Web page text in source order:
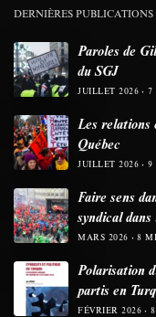
DERNIÈRES PUBLICATIONS
Paroles de
du SGJ
JUILLET 2026 7
Les relations
Québec
JUILLET 2026 9
Faire sens
syndical
MARS 2026 8
Polarisation
partis en
FÉVRIER 2026